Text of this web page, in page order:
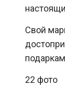
Свой
22 фото